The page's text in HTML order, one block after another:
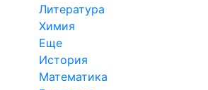
Литература
Химия
Еще
История
Математика